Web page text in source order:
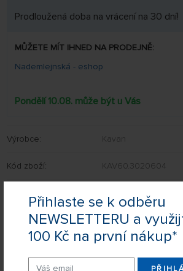
Přihlaste se k odběru
NEWSLETTERU a
100 Kč na první nákup*
Prodloužená doba na vrácení na 30 dní!
MŮŽETE MÍT IHNED NA PRODEJNĚ:
Nademlejnská - eshop
Pondělí 10.08. může být u Vás
Výrobce: Kavan
Kód zboží: KAV60.3020604
Napište nám Váš dotaz a my Vás s odpovědí